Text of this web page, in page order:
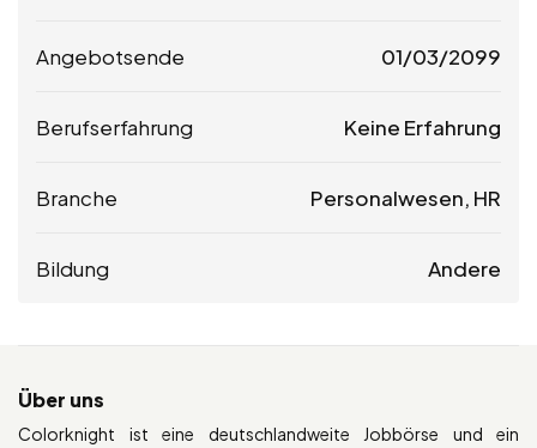
Angebotsende 01/03/2099
Berufserfahrung Keine Erfahrung
Branche Personalwesen, HR
Bildung Andere
Über uns
Colorknight ist eine deutschlandweite Jobbörse und ein